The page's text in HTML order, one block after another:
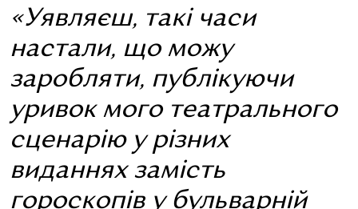
«Уявляєш, такі часи
настали, що можу
заробляти, публікуючи
уривок мого театрального
сценарію у різних
виданнях замість
гороскопів у бульварній